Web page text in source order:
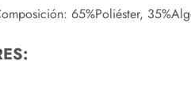
65%Poliéster,